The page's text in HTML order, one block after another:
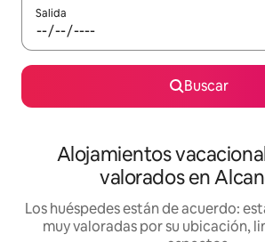
Salida
Buscar
Alojamientos
valorados en
Los huéspedes están de acuerdo:
muy valoradas por su ubicación,